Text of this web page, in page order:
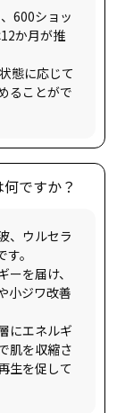
600ショッ
か月が推
態に応じて
ることがで
、ウルセラ
。
を届け、
小ジワ改善
にエネルギ
肌を収縮さ
生を促して